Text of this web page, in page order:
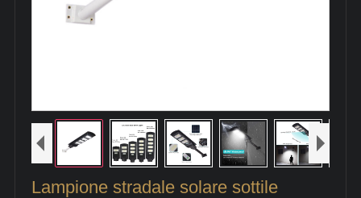
Lampione stradale solare sottile